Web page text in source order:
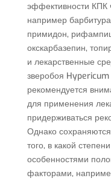
эффективности КПК
например
примидон,
окскарбазепин,
и лекарственные
зверобоя
рекомендуется
для применения
придерживаться
Однако
того, в какой
особенностями
факторами,